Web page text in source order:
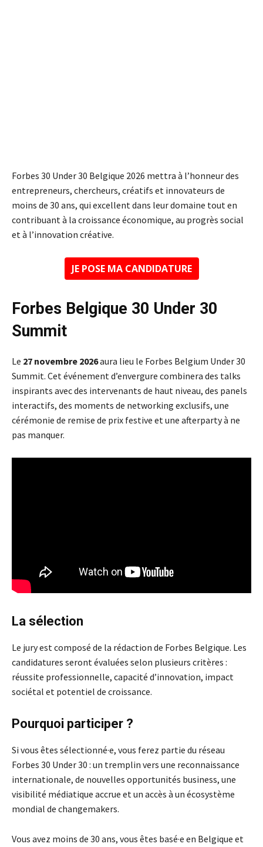
Forbes 30 Under 30 Belgique 2026 mettra à l’honneur des
entrepreneurs, chercheurs, créatifs et innovateurs de
moins de 30 ans, qui excellent dans leur domaine tout en
contribuant à la croissance économique, au progrès social
et à l’innovation créative.
JE POSE MA CANDIDATURE
Forbes Belgique 30 Under 30
Summit
Le 27 novembre 2026aura lieu le Forbes Belgium Under 30
Summit. Cet événement d’envergure combinera des talks
inspirants avec des intervenants de haut niveau, des panels
interactifs, des moments de networking exclusifs, une
cérémonie de remise de prix festive et une afterparty à ne
pas manquer.
La sélection
Le jury est composé de la rédaction de Forbes Belgique. Les
candidatures seront évaluées selon plusieurs critères :
réussite professionnelle, capacité d’innovation, impact
sociétal et potentiel de croissance.
Pourquoi participer ?
Si vous êtes sélectionné·e, vous ferez partie du réseau
Forbes 30 Under 30 : un tremplin vers une reconnaissance
internationale, de nouvelles opportunités business, une
visibilité médiatique accrue et un accès à un écosystème
mondial de changemakers.
Vous avez moins de 30 ans, vous êtes basé·e en Belgique et